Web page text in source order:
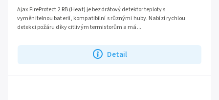
Detail
Ajax FireProtect 2 RB (Heat) je bezdrátový detektor teploty s
vyměnitelnou baterií, kompatibilní s různými huby. Nabízí rychlou
detekci požáru díky citlivým termistorům a má...